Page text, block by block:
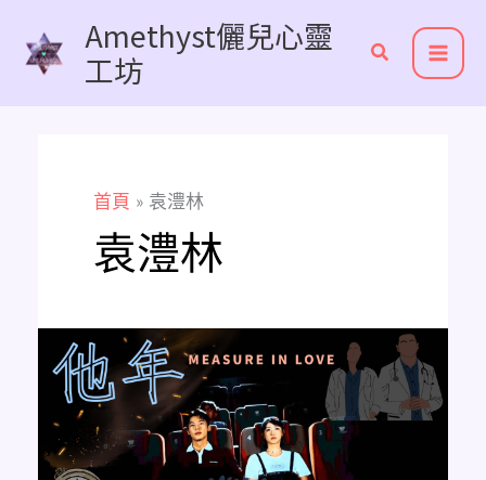
Amethyst儷兒心靈
工坊
首頁 袁澧林
袁澧林
《他
年
她
日》
觀
後
感：
當
愛
隔